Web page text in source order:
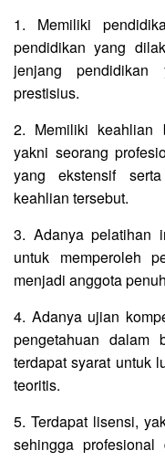
1. Memiliki
pendidikan yang
jenjang
prestisius.
2. Memiliki keahlian
yakni seorang
yang ekstensif
keahlian tersebut.
3. Adanya pelatihan
untuk memperoleh
menjadi anggota
4. Adanya ujian
pengetahuan dalam
terdapat syarat untuk
teoritis.
5. Terdapat lisensi,
sehingga